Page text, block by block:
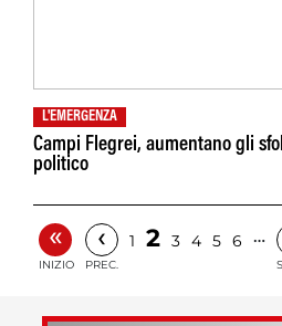
L'EMERGENZA
Campi Flegrei, aumentano gli
politico
«
INIZIO
‹
PREC.
1 2 3 4 5 6 …